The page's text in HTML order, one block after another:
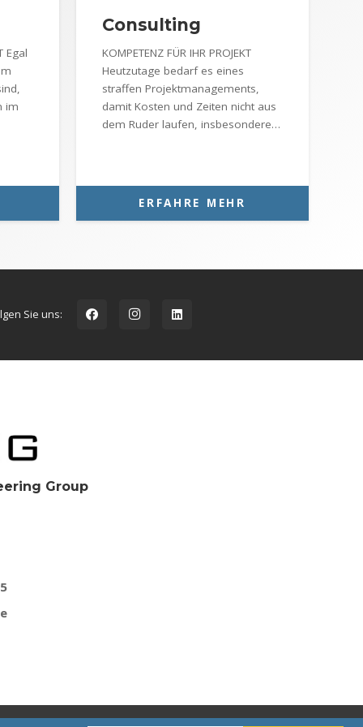
Egal
im
Consulting
KOMPETENZ FÜR IHR PROJEKT
Heutzutage bedarf es eines
straffen Projektmanagements,
damit Kosten und Zeiten nicht aus
dem Ruder laufen, insbesondere…
ERFAHRE MEHR
Sie uns:
Group